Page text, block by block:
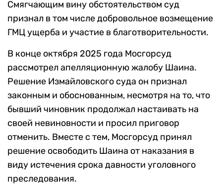
Смягчающим вину обстоятельством суд
признал в том числе добровольное возмещение
ГМЦ ущерба и участие в благотворительности.
В конце октября 2025 года Мосгорсуд
рассмотрел апелляционную жалобу Шаина.
Решение Измайловского суда он признал
законным и обоснованным, несмотря на то, что
бывший чиновник продолжал настаивать на
своей невиновности и просил приговор
отменить. Вместе с тем, Мосгорсуд принял
решение освободить Шаина от наказания в
виду истечения срока давности уголовного
преследования.